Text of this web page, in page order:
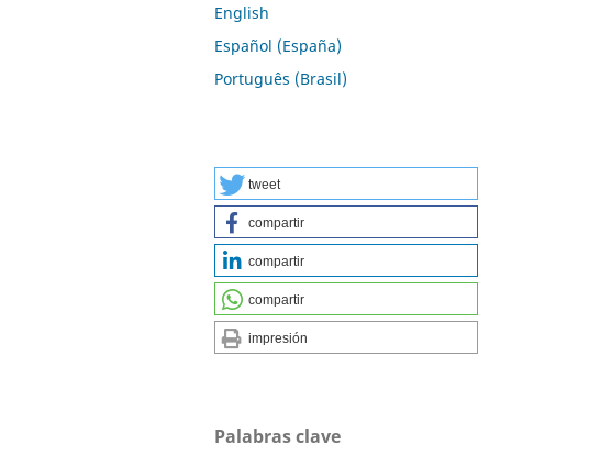
English
Español (España)
Português (Brasil)
tweet
compartir
compartir
compartir
impresión
Palabras clave